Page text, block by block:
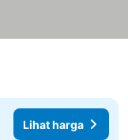
Lihat harga